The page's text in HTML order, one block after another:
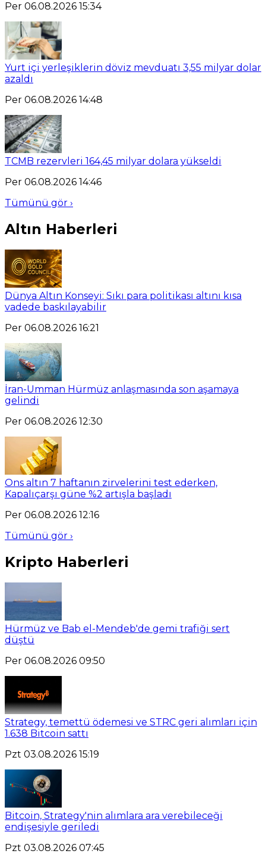
Per 06.08.2026 15:34
Yurt içi yerleşiklerin döviz mevduatı 3,55 milyar dolar
azaldı
Per 06.08.2026 14:48
TCMB rezervleri 164,45 milyar dolara yükseldi
Per 06.08.2026 14:46
Tümünü gör ›
Altın Haberleri
Dünya Altın Konseyi: Sıkı para politikası altını kısa
vadede baskılayabilir
Per 06.08.2026 16:21
İran-Umman Hürmüz anlaşmasında son aşamaya
gelindi
Per 06.08.2026 12:30
Ons altın 7 haftanın zirvelerini test ederken,
Kapalıçarşı güne %2 artışla başladı
Per 06.08.2026 12:16
Tümünü gör ›
Kripto Haberleri
Hürmüz ve Bab el-Mendeb'de gemi trafiği sert
düştü
Per 06.08.2026 09:50
Strategy, temettü ödemesi ve STRC geri alımları için
1.638 Bitcoin sattı
Pzt 03.08.2026 15:19
Bitcoin, Strategy'nin alımlara ara verebileceği
endişesiyle geriledi
Pzt 03.08.2026 07:45